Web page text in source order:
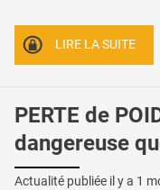
LIRE LA SUITE
PERTE de
dangereuse
Actualité publiée il y a 1